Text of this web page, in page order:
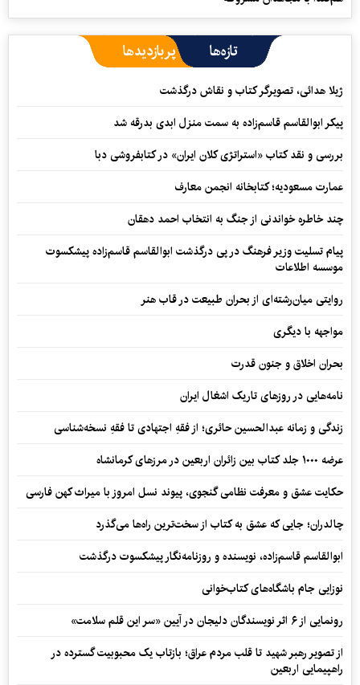
تازه‌ها پربازدیدها
ژیلا هدائی، تصویرگر کتاب و نقاش درگذشت
پیکر ابوالقاسم قاسم‌زاده به سمت منزل ابدی بدرقه شد
بررسی و نقد کتاب «استراتژی کلان ایران» در کتابفروشی دبا
عمارت مسعودیه؛ کتابخانه انجمن معارف
چند خاطره خواندنی از جنگ به انتخاب احمد دهقان
پیام تسلیت وزیر فرهنگ در پی درگذشت ابوالقاسم قاسم‌زاده پیشکسوت
موسسه اطلاعات
روایتی میان‌رشته‌ای از بحران طبیعت در قاب هنر
مواجهه با دیگری
بحران اخلاق و جنون قدرت
نامه‌هایی در روزهای تاریک اشغال ایران
زندگی و زمانه عبدالحسین حائری؛ از فقهِ اجتهادی تا فقهِ نسخه‌شناسی
عرضه ۱۰۰۰ جلد کتاب بین زائران اربعین در مرزهای کرمانشاه
حکایت عشق و معرفت نظامی گنجوی، پیوند نسل امروز با میراث کهن فارسی
چالدران؛ جایی که عشق به کتاب از سخت‌ترین راه‌ها می‌گذرد
ابوالقاسم قاسم‌زاده، نویسنده و روزنامه‌نگار پیشکسوت درگذشت
نوزایی جام باشگاه‌های کتاب‌خوانی
رونمایی از ۶ اثر نویسندگان دلیجان در آیین «سر این قلم سلامت»
از تصویر رهبر شهید تا قلب مردم عراق؛ بازتاب یک محبوبیت گسترده در
راهپیمایی اربعین